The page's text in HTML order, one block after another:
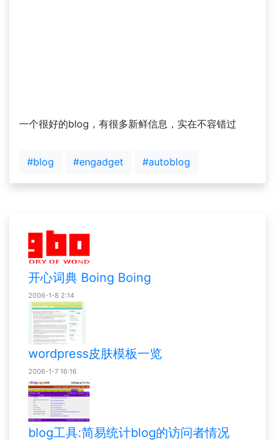
一个很好的blog，有很多新鲜信息，实在不容错过
#blog #engadget #autoblog
开心词典 Boing Boing
2006-1-8 2:14
wordpress皮肤模板一览
2006-1-7 16:16
blog工具:简易统计blog的访问者情况